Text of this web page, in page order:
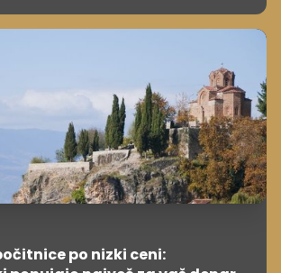
v svojem novem vozilu brez
po nizki ceni: